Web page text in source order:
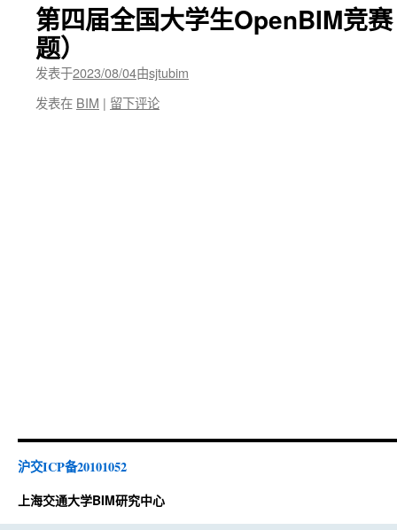
第四届全国大学生OpenBIM竞
题）
发表于2023/08/04由sjtubim
发表在 BIM | 留下评论
沪交ICP备20101052
上海交通大学BIM研究中心